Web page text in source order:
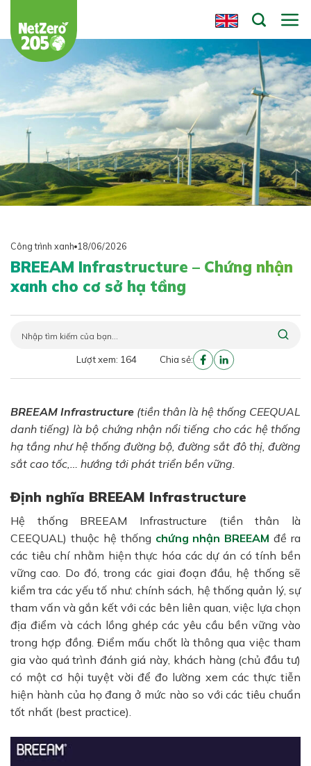
đến
nội
dung
Công trình xanh 18/06/2026
BREEAM Infrastructure – Chứng nhận
xanh cho cơ sở hạ tầng
Lượt xem: 164 Chia sẻ:
BREEAM Infrastructure (tiền thân là hệ thống CEEQUAL
danh tiếng) là bộ chứng nhận nổi tiếng cho các hệ thống
hạ tầng như hệ thống đường bộ, đường sắt đô thị, đường
sắt cao tốc,… hướng tới phát triển bền vững.
Định nghĩa BREEAM Infrastructure
Hệ thống BREEAM Infrastructure (tiền thân là
CEEQUAL) thuộc hệ thống chứng nhận BREEAM đề ra
các tiêu chí nhằm hiện thực hóa các dự án có tính bền
vững cao. Do đó, trong các giai đoạn đầu, hệ thống sẽ
kiểm tra các yếu tố như: chính sách, hệ thống quản lý, sự
tham vấn và gắn kết với các bên liên quan, việc lựa chọn
địa điểm và cách lồng ghép các yêu cầu bền vững vào
trong hợp đồng. Điểm mấu chốt là thông qua việc tham
gia vào quá trình đánh giá này, khách hàng (chủ đầu tư)
có một cơ hội tuyệt vời để đo lường xem các thực tiễn
hiện hành của họ đang ở mức nào so với các tiêu chuẩn
tốt nhất (best practice).